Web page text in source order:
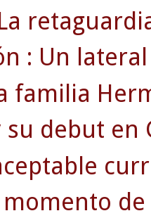
: Un
familia
su debut en
momento